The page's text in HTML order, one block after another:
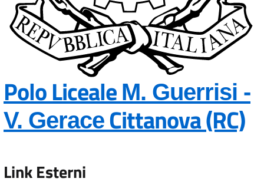
Polo Liceale M. Guerrisi -
V. GeraceCittanova (RC)—
Link Esterni